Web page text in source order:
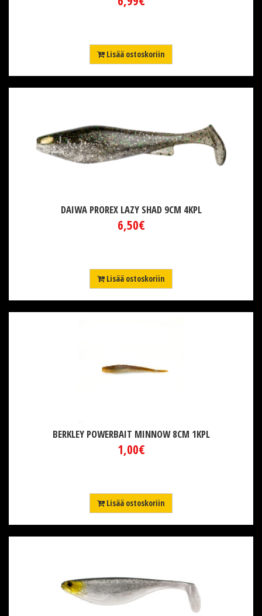
Lisää ostoskoriin
DAIWA PROREX LAZY SHAD 9CM 4KPL
6,50€
Lisää ostoskoriin
BERKLEY POWERBAIT MINNOW 8CM 1KPL
1,00€
Lisää ostoskoriin